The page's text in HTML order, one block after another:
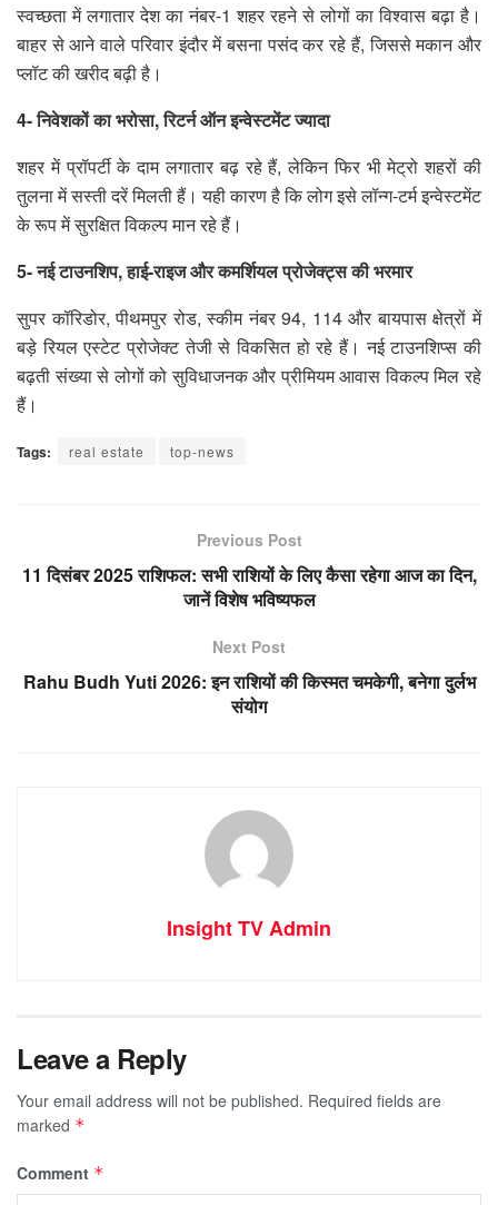
स्वच्छता में लगातार देश का नंबर-1 शहर रहने से लोगों का विश्वास बढ़ा है।
बाहर से आने वाले परिवार इंदौर में बसना पसंद कर रहे हैं, जिससे मकान और
प्लॉट की खरीद बढ़ी है।
4- निवेशकों का भरोसा, रिटर्न ऑन इन्वेस्टमेंट ज्यादा
शहर में प्रॉपर्टी के दाम लगातार बढ़ रहे हैं, लेकिन फिर भी मेट्रो शहरों की
तुलना में सस्ती दरें मिलती हैं। यही कारण है कि लोग इसे लॉन्ग-टर्म इन्वेस्टमेंट
के रूप में सुरक्षित विकल्प मान रहे हैं।
5- नई टाउनशिप, हाई-राइज और कमर्शियल प्रोजेक्ट्स की भरमार
सुपर कॉरिडोर, पीथमपुर रोड, स्कीम नंबर 94, 114 और बायपास क्षेत्रों में
बड़े रियल एस्टेट प्रोजेक्ट तेजी से विकसित हो रहे हैं। नई टाउनशिप्स की
बढ़ती संख्या से लोगों को सुविधाजनक और प्रीमियम आवास विकल्प मिल रहे
हैं।
Tags: real estate top-news
Previous Post
11 दिसंबर 2025 राशिफल: सभी राशियों के लिए कैसा रहेगा आज का दिन,
जानें विशेष भविष्यफल
Next Post
Rahu Budh Yuti 2026: इन राशियों की किस्मत चमकेगी, बनेगा दुर्लभ
संयोग
Insight TV Admin
Leave a Reply
Your email address will not be published. Required fields are
marked *
Comment *